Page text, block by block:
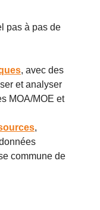
pas à pas de
, avec des
et analyser
MOA/MOE et
,
commune de